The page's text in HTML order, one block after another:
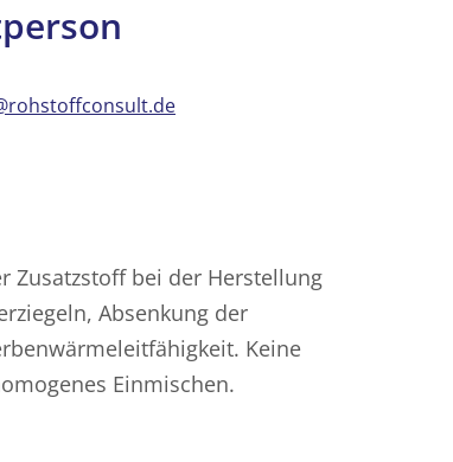
Zusatzstoff bei der Herstellung
Absenkung der
Keine
Einmischen.